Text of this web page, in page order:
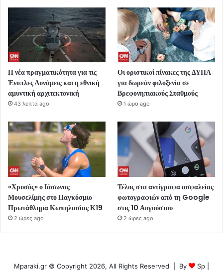
Η νέα πραγματικότητα για τις
Ένοπλες Δυνάμεις και η εθνική
αμυντική αρχιτεκτονική
43 λεπτά ago
Οι οριστικοί πίνακες της ΔΥΠΑ
για δωρεάν φιλοξενία σε
Βρεφονηπιακούς Σταθμούς
1 ώρα ago
«Χρυσός» ο Ιάσωνας
Μουσελίμης στο Παγκόσμιο
Πρωτάθλημα Κωπηλασίας Κ19
2 ώρες ago
Τέλος στα αντίγραφα ασφαλείας
φωτογραφιών από τη Google
στις 10 Αυγούστου
2 ώρες ago
Mparaki.gr © Copyright 2026, All Rights Reserved | By Sp